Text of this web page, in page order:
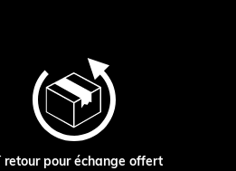
retour pour échange offert